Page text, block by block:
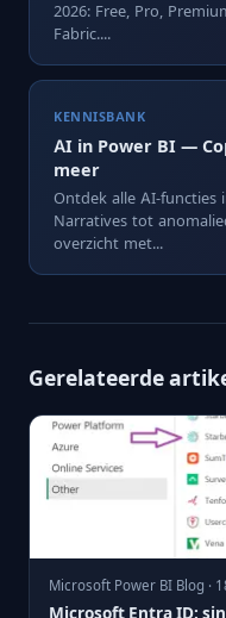
2026: Free, Pro,
Fabric....
KENNISBANK
AI in Power BI —
meer
Ontdek alle AI-functies
Narratives tot
overzicht met...
Gerelateerde
Microsoft Power BI Blog ·
Microsoft Entra ID: